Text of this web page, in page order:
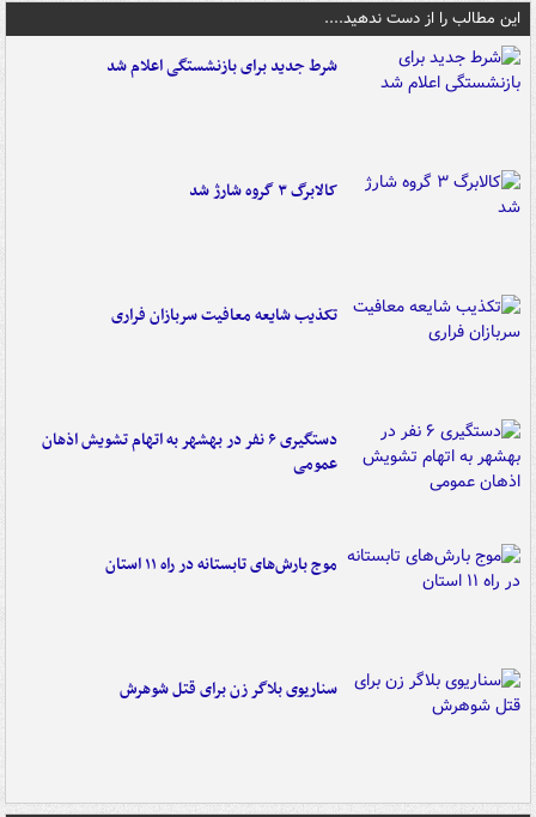
این مطالب را از دست ندهید....
شرط جدید برای بازنشستگی اعلام شد
کالابرگ ۳ گروه شارژ شد
تکذیب شایعه معافیت سربازان فراری
دستگیری ۶ نفر در بهشهر به اتهام تشویش اذهان
عمومی
موج بارش‌های تابستانه در راه ۱۱ استان
سناریوی بلاگر زن برای قتل شوهرش